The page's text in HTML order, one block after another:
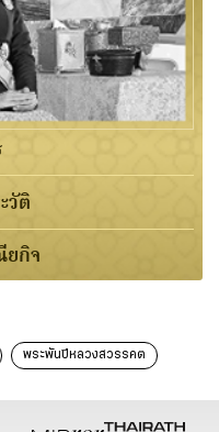
วัติ
กิจ
พระพันปีหลวงสวรรคต